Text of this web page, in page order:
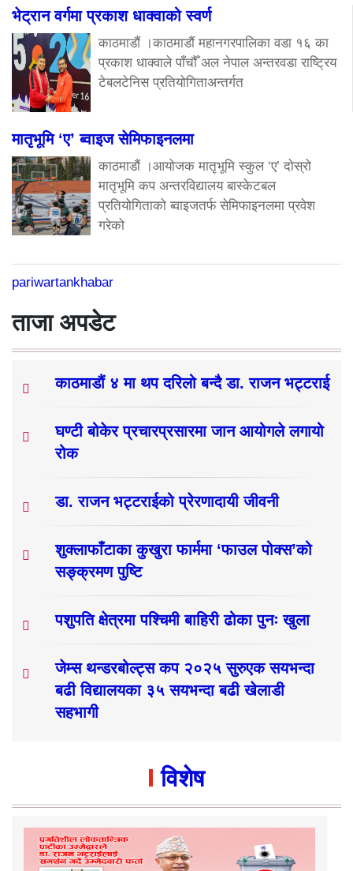
भेट्रान वर्गमा प्रकाश धाक्वाको स्वर्ण
काठमाडौं ।काठमाडौं महानगरपालिका वडा १६ का
प्रकाश धाक्वाले पाँचौँ अल नेपाल अन्तरवडा राष्ट्रिय
टेबलटेनिस प्रतियोगिताअन्तर्गत
मातृभूमि ‘ए’ ब्वाइज सेमिफाइनलमा
काठमाडौं ।आयोजक मातृभूमि स्कुल ‘ए’ दोस्रो
मातृभूमि कप अन्तरविद्यालय बास्केटबल
प्रतियोगिताको ब्वाइजतर्फ सेमिफाइनलमा प्रवेश
गरेको
pariwartankhabar
ताजा अपडेट
काठमाडौं ४ मा थप दरिलो बन्दै डा. राजन भट्टराई
घण्टी बोकेर प्रचारप्रसारमा जान आयोगले लगायो
रोक
डा. राजन भट्टराईको प्रेरणादायी जीवनी
शुक्लाफाँटाका कुखुरा फार्ममा ‘फाउल पोक्स’को
सङ्क्रमण पुष्टि
पशुपति क्षेत्रमा पश्चिमी बाहिरी ढोका पुनः खुला
जेम्स थन्डरबोल्ट्स कप २०२५ सुरुएक सयभन्दा
बढी विद्यालयका ३५ सयभन्दा बढी खेलाडी
सहभागी
विशेष